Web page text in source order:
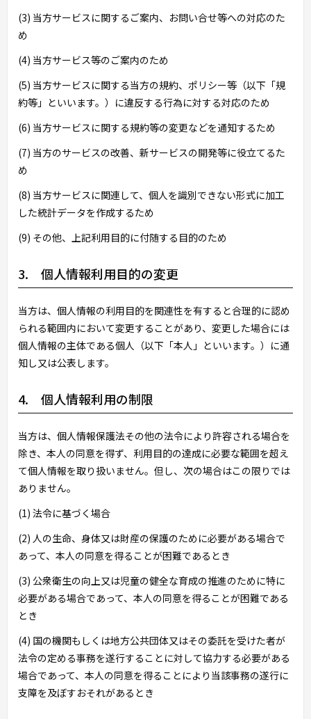
(3) 当方サービスに関するご案内、お問い合せ等への対応のた
め
(4) 当方サービス等のご案内のため
(5) 当方サービスに関する当方の規約、ポリシー等（以下「規
約等」といいます。）に違反する行為に対する対応のため
(6) 当方サービスに関する規約等の変更などを通知するため
(7) 当方のサービスの改善、新サービスの開発等に役立てるた
め
(8) 当方サービスに関連して、個人を識別できない形式に加工
した統計データを作成するため
(9) その他、上記利用目的に付随する目的のため
3. 個人情報利用目的の変更
当方は、個人情報の利用目的を関連性を有すると合理的に認め
られる範囲内において変更することがあり、変更した場合には
個人情報の主体である個人（以下「本人」といいます。）に通
知し又は公表します。
4. 個人情報利用の制限
当方は、個人情報保護法その他の法令により許容される場合を
除き、本人の同意を得ず、利用目的の達成に必要な範囲を超え
て個人情報を取り扱いません。但し、次の場合はこの限りでは
ありません。
(1) 法令に基づく場合
(2) 人の生命、身体又は財産の保護のために必要がある場合で
あって、本人の同意を得ることが困難であるとき
(3) 公衆衛生の向上又は児童の健全な育成の推進のために特に
必要がある場合であって、本人の同意を得ることが困難である
とき
(4) 国の機関もしくは地方公共団体又はその委託を受けた者が
法令の定める事務を遂行することに対して協力する必要がある
場合であって、本人の同意を得ることにより当該事務の遂行に
支障を及ぼすおそれがあるとき